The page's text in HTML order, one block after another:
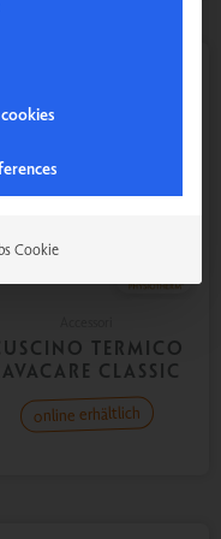
TERMICO
CLASSIC
Cookie